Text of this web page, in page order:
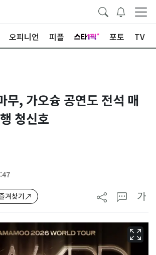
오피니언 피플 포토 TV
무, 가오슝 공연도 전석 매
청신호
겨찾기 가